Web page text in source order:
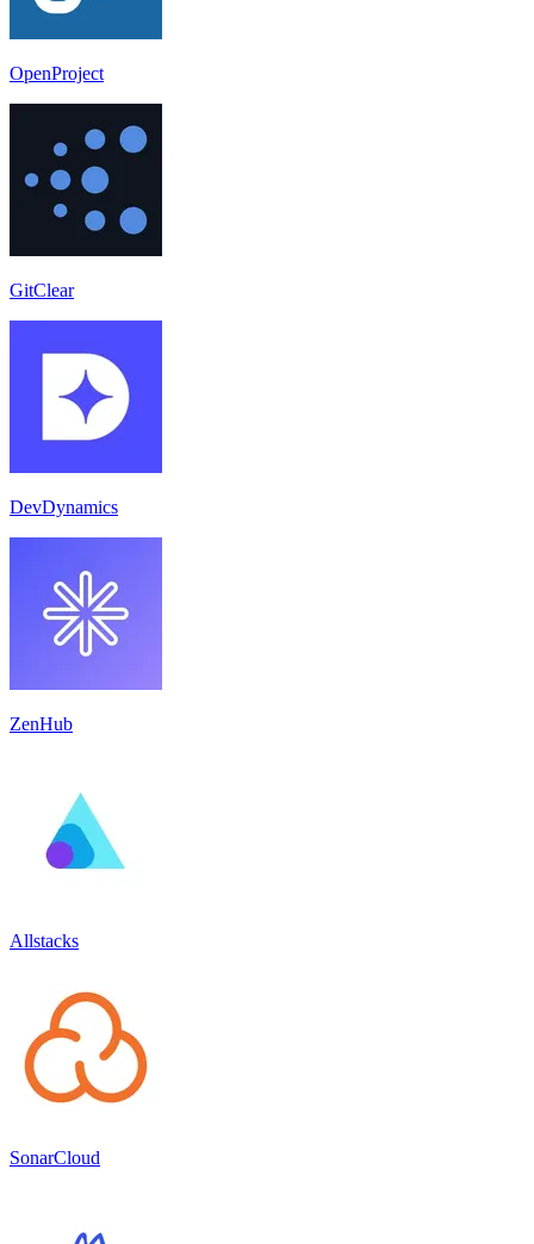
OpenProject
GitClear
DevDynamics
ZenHub
Allstacks
SonarCloud